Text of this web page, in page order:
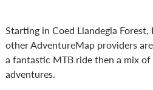
Starting in Coed Llandegla
other AdventureMap providers
a fantastic MTB ride then a mix
adventures.